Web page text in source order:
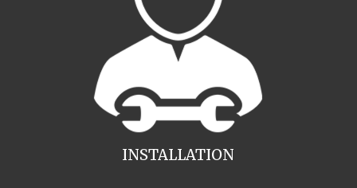
INSTALLATION